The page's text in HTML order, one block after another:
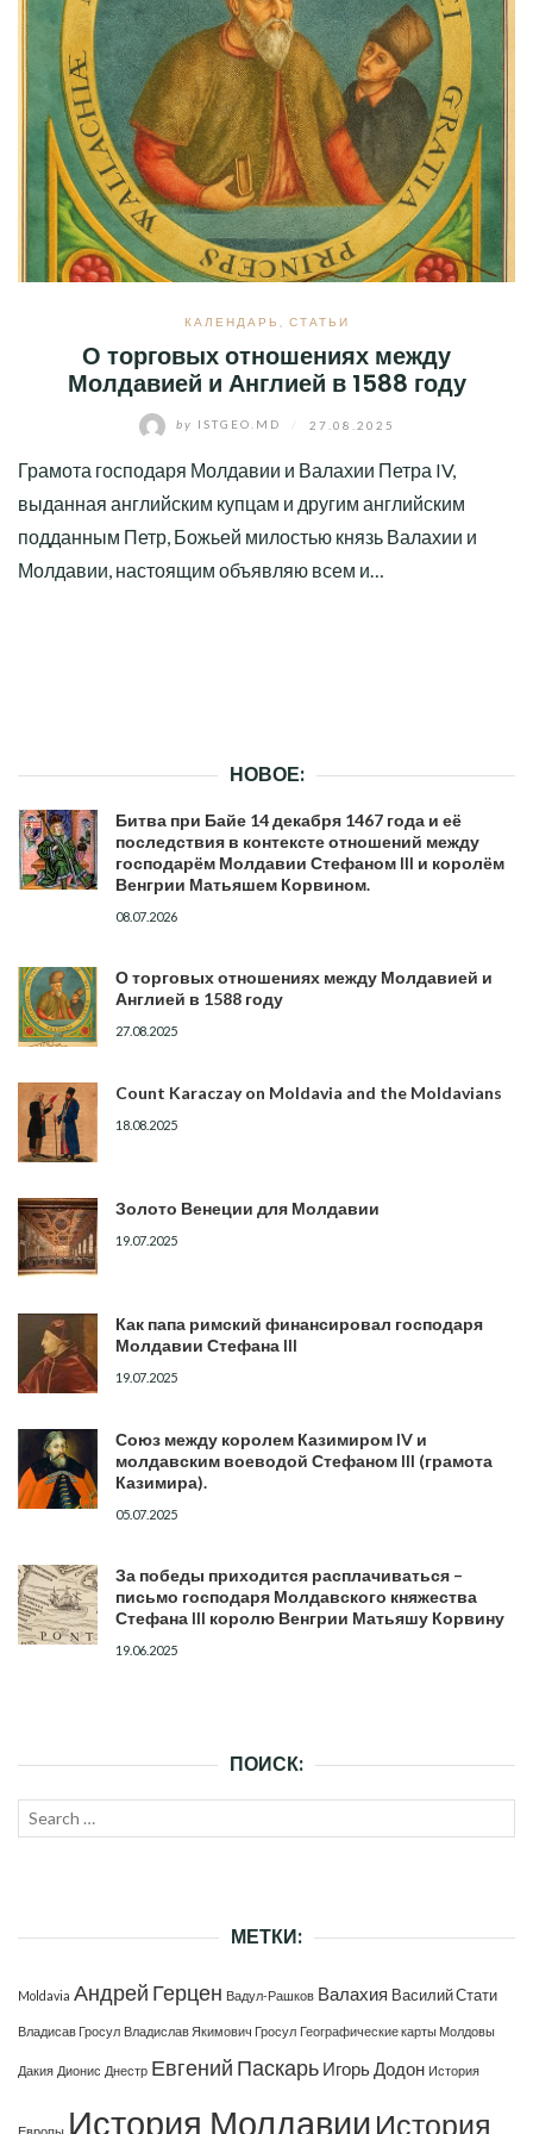
КАЛЕНДАРЬ СТАТЬИ
О торговых отношениях между
Молдавией и Англией в 1588 году
by ISTGEO.MD 27.08.2025
Грамота господаря Молдавии и Валахии Петра IV,
выданная английским купцам и другим английским
подданным Петр, Божьей милостью князь Валахии и
Молдавии, настоящим объявляю всем и…
НОВОЕ:
Битва при Байе 14 декабря 1467 года и её
последствия в контексте отношений между
господарём Молдавии Стефаном III и королём
Венгрии Матьяшем Корвином.
08.07.2026
О торговых отношениях между Молдавией и
Англией в 1588 году
27.08.2025
Count Karaczay on Moldavia and the Moldavians
18.08.2025
Золото Венеции для Молдавии
19.07.2025
Как папа римский финансировал господаря
Молдавии Стефана III
19.07.2025
Союз между королем Казимиром IV и
молдавским воеводой Стефаном III (грамота
Казимира).
05.07.2025
За победы приходится расплачиваться –
письмо господаря Молдавского княжества
Стефана III королю Венгрии Матьяшу Корвину
19.06.2025
ПОИСК:
Search
МЕТКИ:
Moldavia Андрей Герцен Вадул-Рашков Валахия Василий Стати
Владисав Гросул Владислав Якимович Гросул Географические карты Молдовы
Дакия Дионис Днестр Евгений Паскарь Игорь Додон История
Европы История Молдавии История